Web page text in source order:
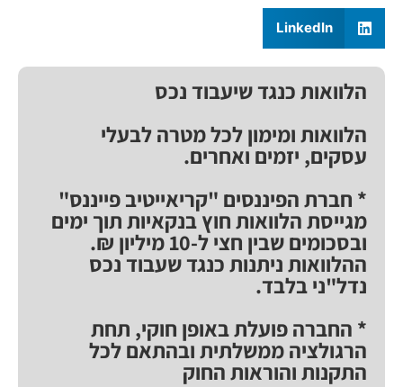
LinkedIn
הלוואות כנגד שיעבוד נכס
הלוואות ומימון לכל מטרה לבעלי
עסקים, יזמים ואחרים.
* חברת הפיננסים "קריאייטיב פייננס"
מגייסת הלוואות חוץ בנקאיות תוך ימים
ובסכומים שבין חצי ל-10 מיליון ₪.
ההלוואות ניתנות כנגד שעבוד נכס
נדל"ני בלבד.
* החברה פועלת באופן חוקי, תחת
הרגולציה ממשלתית ובהתאם לכל
התקנות והוראות החוק